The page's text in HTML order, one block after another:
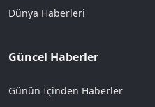
Dünya Haberleri
Güncel Haberler
Günün İçinden Haberler